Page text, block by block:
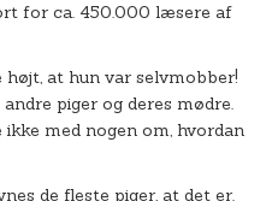
for ca. 450.000 læsere af
højt, at hun var selvmobber!
piger og deres mødre.
med nogen om, hvordan
de fleste piger, at det er.